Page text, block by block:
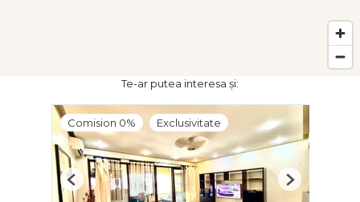
Te-ar putea interesa și:
Comision 0% Exclusivitate
Previous Next